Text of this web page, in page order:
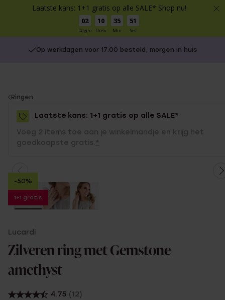
Laatste kans: 1+1 gratis op alle SALE* Shop nu!
02
Dagen
10
Uren
35
Min
51
Sec
Op werkdagen voor 17:00 besteld, morgen in huis
You
are
here:
Ringen
Laatste kans: 1+1 gratis op alle SALE*
Voeg 2 items toe aan je winkelmandje en krijg het
goedkoopste gratis. *
-50%
1+1 gratis
Lucardi
Zilveren ring met Gemstone
amethyst
4.75 (12)